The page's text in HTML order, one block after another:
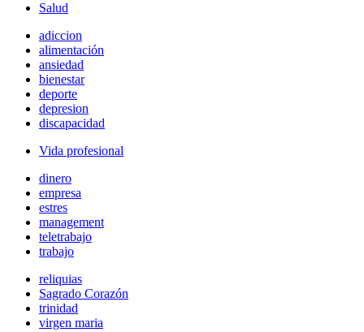
Salud
adiccion
alimentación
ansiedad
bienestar
deporte
depresion
discapacidad
Vida profesional
dinero
empresa
estres
management
teletrabajo
trabajo
reliquias
Sagrado Corazón
trinidad
virgen maria